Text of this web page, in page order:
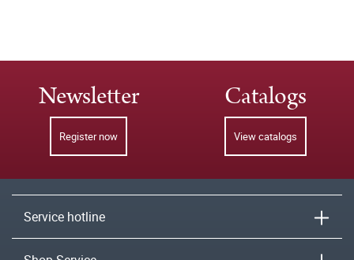
Newsletter
Register now
Catalogs
View catalogs
Service hotline